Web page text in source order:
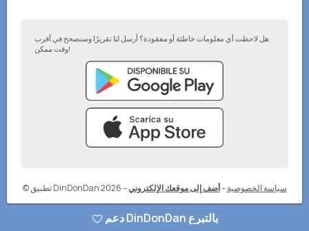
هل لاحظت أي معلومات خاطئة أو مفقودة؟ أرسل لنا تقريرًا وسنصحح في أقرب
وقت ممكن!
© تطبيق DinDonDan 2026– سياسة الخصوصية –أضف إلى موقعك الإلكتروني
دعم DinDonDan بالتبرع